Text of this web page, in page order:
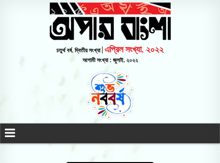
চতুর্থ বর্ষ, দ্বিতীয় সংখ্যা | এপ্রিল সংখ্যা, ২০২২
আগামী সংখ্যা : জুলাই, ২০২২